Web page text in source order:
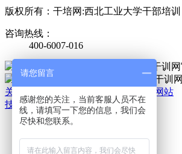
版权所有：干培网:西北工业大学干部培训
咨询热线：
400-6007-016
关于我们
手机网站
技术支持：干培网
请您留言
感谢您的关注，当前客服人员不在
线，请填写一下您的信息，我们会
尽快和您联系。